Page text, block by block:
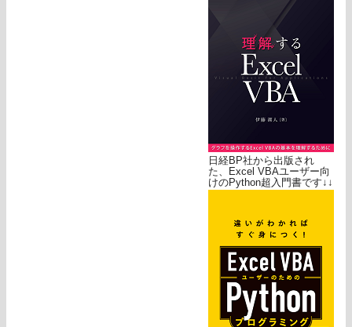
日経BP社から出版され
た、Excel VBAユーザー向
けのPython超入門書です↓↓